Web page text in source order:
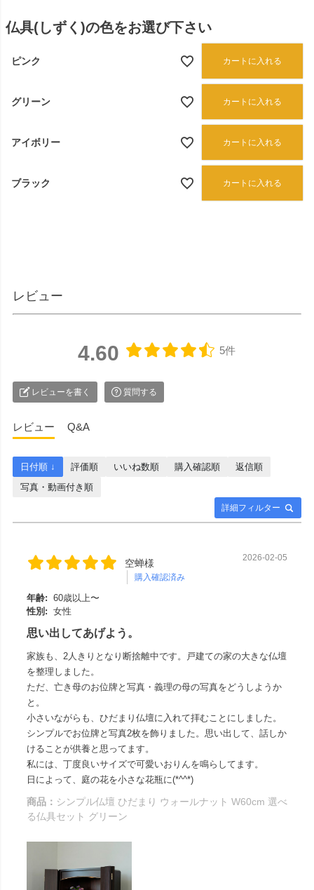
仏具(しずく)の色をお選び下さい
ピンク カートに入れる
グリーン カートに入れる
アイボリー カートに入れる
ブラック カートに入れる
レビュー
4.60 5件
レビューを書く 質問する
レビュー Q&A
詳細フィルター
日付順 ↓ 評価順 いいね数順 購入確認順
返信順
写真・動画付き順
空蝉様
購入確認済み
2026-02-05
年齢: 60歳以上〜
性別: 女性
思い出してあげよう。
家族も、2人きりとなり断捨離中です。戸建ての家の大きな仏壇
を整理しました。
ただ、亡き母のお位牌と写真・義理の母の写真をどうしようか
と。
小さいながらも、ひだまり仏壇に入れて拝むことにしました。
シンプルでお位牌と写真2枚を飾りました。思い出して、話しか
けることが供養と思ってます。
私には、丁度良いサイズで可愛いおりんを鳴らしてます。
日によって、庭の花を小さな花瓶に(*^^*)
商品： シンプル仏壇 ひだまり ウォールナット W60cm 選べ
る仏具セット グリーン